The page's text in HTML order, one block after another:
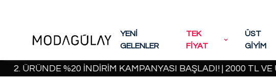
YENİ
GELENLER
TEK
FİYAT
ÜST
GİYİM
%20 İNDİRİM KAMPANYASI BAŞLADI! | 2000 TL VE ÜZERİ